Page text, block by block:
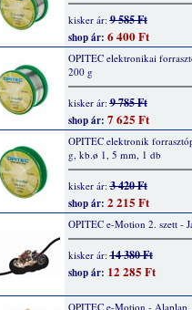
kisker ár:9 585 Ft
shop ár: 6 400 Ft
OPITEC elektronikai
200 g
kisker ár:9 785 Ft
shop ár: 7 625 Ft
OPITEC elektronik
g, kb.ø 1, 5 mm, 1 db
kisker ár:3 420 Ft
shop ár: 2 215 Ft
OPITEC e-Motion 2. szett -
kisker ár:14 380 Ft
shop ár: 12 285 Ft
OPITEC e-Motion - Alaplap,